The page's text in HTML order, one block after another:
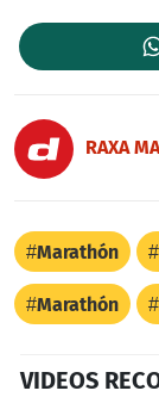
RAXA
Marathón
Marathón
VIDEOS